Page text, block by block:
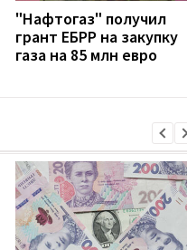
"Нафтогаз" получил
грант ЕБРР на закупку
газа на 85 млн евро